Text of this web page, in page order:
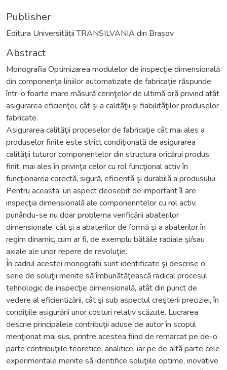
Publisher
Editura Universității TRANSILVANIA din Brașov
Abstract
Monografia Optimizarea modulelor de inspecţie dimensională
din componenţa liniilor automatizate de fabricaţie răspunde
într-o foarte mare măsură cerinţelor de ultimă oră privind atât
asigurarea eficienţei, cât şi a calităţii şi fiabilităţilor produselor
fabricate.
Asigurarea calităţii proceselor de fabricaţie cât mai ales a
produselor finite este strict condiţionată de asigurarea
calităţii tuturor componentelor din structura oricărui produs
finit, mai ales în privinţa celor cu rol funcţional activ în
funcţionarea corectă, sigură, eficientă şi durabilă a produsului.
Pentru aceasta, un aspect deosebit de important îl are
inspecţia dimensională ale componenntelor cu rol activ,
punându-se nu doar problema verificării abaterilor
dimensionale, cât şi a abaterilor de formă şi a abaterilor în
regim dinamic, cum ar fi, de exemplu bătăile radiale şi/sau
axiale ale unor repere de revoluţie.
În cadrul acestei monografii sunt identificate şi descrise o
serie de soluţii menite să îmbunătăţească radical procesul
tehnologic de inspecţie dimensională, atât din punct de
vedere al eficientizării, cât şi sub aspectul creşterii preciziei, în
condiţiile asigurării unor costuri relativ scăzute. Lucrarea
descrie principalele contribuţii aduse de autor în scopul
menţionat mai sus, printre acestea fiind de remarcat pe de-o
parte contribuţiile teoretice, analitice, iar pe de altă parte cele
experimentale menite să identifice soluţiile optime, inovative